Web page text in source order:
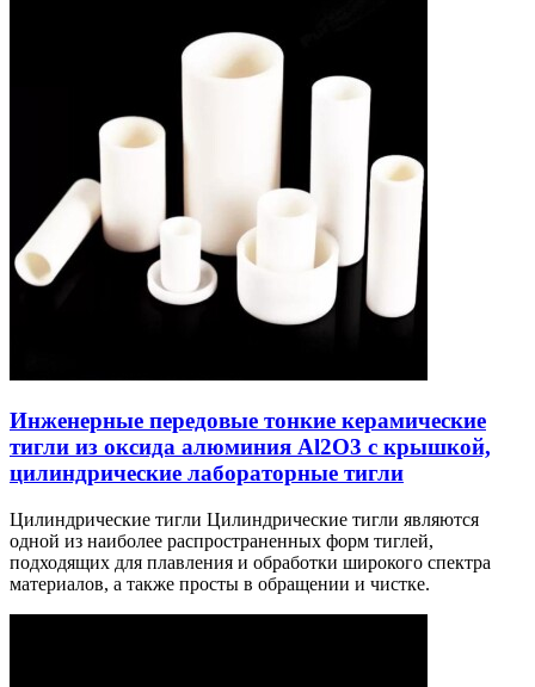
Инженерные передовые тонкие керамические
тигли из оксида алюминия Al2O3 с крышкой,
цилиндрические лабораторные тигли
Цилиндрические тигли Цилиндрические тигли являются
одной из наиболее распространенных форм тиглей,
подходящих для плавления и обработки широкого спектра
материалов, а также просты в обращении и чистке.